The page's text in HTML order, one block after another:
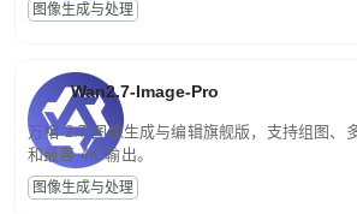
图像生成与处理
Wan2.7-Image-Pro
万相 2.7 图像生成与编辑旗舰版，支持组图、
和最高 4K 输出。
图像生成与处理